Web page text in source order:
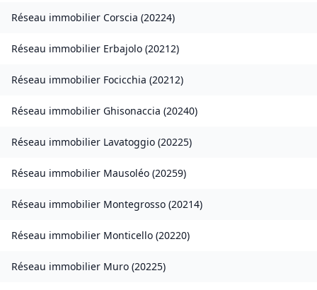
Réseau immobilier Corscia (20224)
Réseau immobilier Erbajolo (20212)
Réseau immobilier Focicchia (20212)
Réseau immobilier Ghisonaccia (20240)
Réseau immobilier Lavatoggio (20225)
Réseau immobilier Mausoléo (20259)
Réseau immobilier Montegrosso (20214)
Réseau immobilier Monticello (20220)
Réseau immobilier Muro (20225)